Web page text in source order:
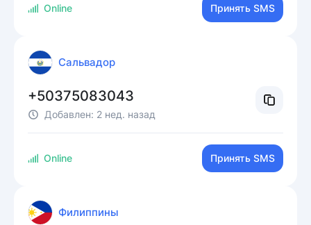
Online Принять SMS
Сальвадор
+50375083043
Добавлен: 2 нед. назад
Online Принять SMS
Филиппины